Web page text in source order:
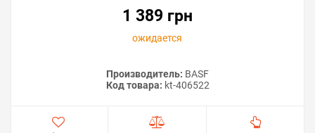
1 389 грн
ожидается
Производитель: BASF
Код товара: kt-406522